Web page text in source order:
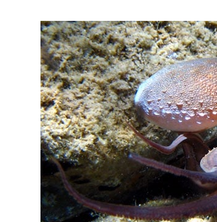
tajemství
firmy
zdraví